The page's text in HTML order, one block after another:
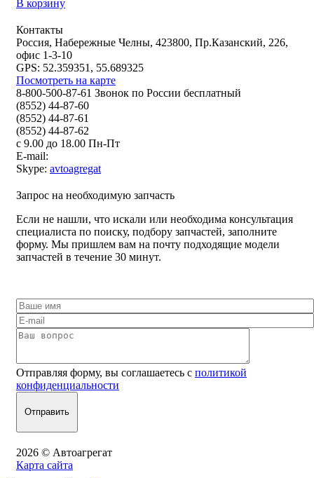
В корзину
Контакты
Россия, Набережные Челны, 423800, Пр.Казанский, 226,
офис 1-3-10
GPS: 52.359351, 55.689325
Посмотреть на карте
8-800-500-87-61 Звонок по России бесплатный
(8552) 44-87-60
(8552) 44-87-61
(8552) 44-87-62
с 9.00 до 18.00 Пн-Пт
E-mail:
Skype: avtoagregat
Запрос на необходимую запчасть
Если не нашли, что искали или необходима консультация
специалиста по поиску, подбору запчастей, заполните
форму. Мы пришлем вам на почту подходящие модели
запчастей в течение 30 минут.
Отправляя форму, вы соглашаетесь с политикой
конфиденциальности
2026 © Автоагрегат
Карта сайта